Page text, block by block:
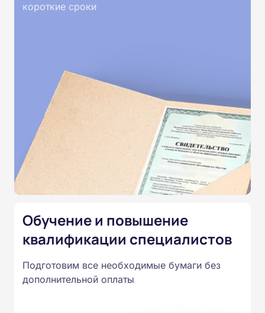
короткие сроки
Обучение и повышение
квалификации специалистов
Подготовим все необходимые бумаги без
дополнительной оплаты